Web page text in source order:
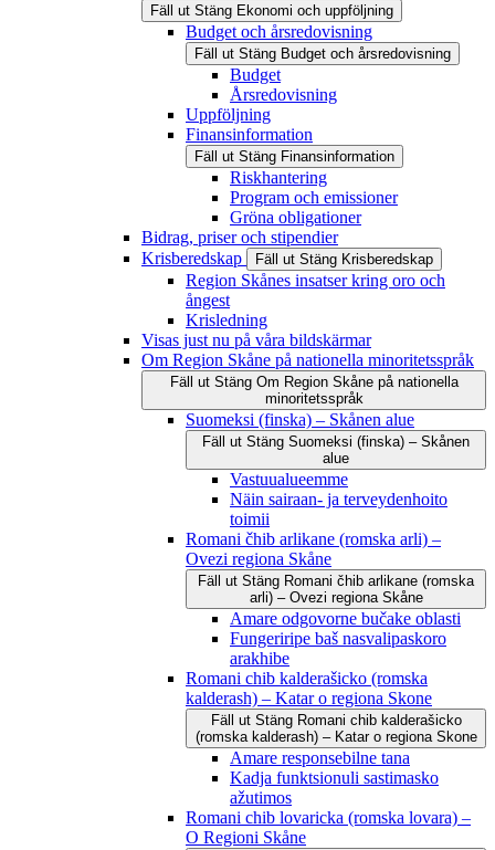
Fäll ut Stäng Ekonomi och uppföljning
Budget och årsredovisning
Fäll ut Stäng Budget och årsredovisning
Budget
Årsredovisning
Uppföljning
Finansinformation
Fäll ut Stäng Finansinformation
Riskhantering
Program och emissioner
Gröna obligationer
Bidrag, priser och stipendier
Krisberedskap
Fäll ut Stäng Krisberedskap
Region Skånes insatser kring oro och
ångest
Krisledning
Visas just nu på våra bildskärmar
Om Region Skåne på nationella minoritetsspråk
Fäll ut Stäng Om Region Skåne på nationella
minoritetsspråk
Suomeksi (finska) – Skånen alue
Fäll ut Stäng Suomeksi (finska) – Skånen
alue
Vastuualueemme
Näin sairaan- ja terveydenhoito
toimii
Romani čhib arlikane (romska arli) –
Ovezi regiona Skåne
Fäll ut Stäng Romani čhib arlikane (romska
arli) – Ovezi regiona Skåne
Amare odgovorne bučake oblasti
Fungeriripe baš nasvalipaskoro
arakhibe
Romani chib kalderašicko (romska
kalderash) – Katar o regiona Skone
Fäll ut Stäng Romani chib kalderašicko
(romska kalderash) – Katar o regiona Skone
Amare responsebilne tana
Kadja funktsionuli sastimasko
ažutimos
Romani chib lovaricka (romska lovara) –
O Regioni Skåne